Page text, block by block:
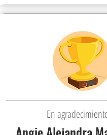
En